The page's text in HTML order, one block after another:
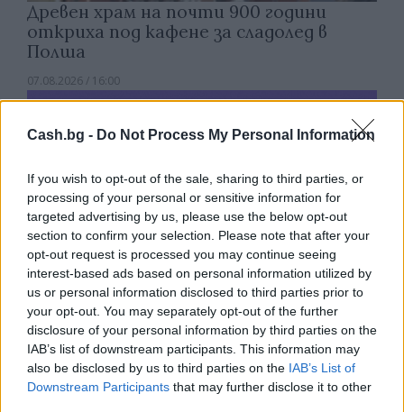
Cash.bg - Do Not Process My Personal Information
If you wish to opt-out of the sale, sharing to third parties, or
processing of your personal or sensitive information for
targeted advertising by us, please use the below opt-out
section to confirm your selection. Please note that after your
opt-out request is processed you may continue seeing
interest-based ads based on personal information utilized by
us or personal information disclosed to third parties prior to
your opt-out. You may separately opt-out of the further
disclosure of your personal information by third parties on the
IAB’s list of downstream participants. This information may
also be disclosed by us to third parties on the IAB’s List of
Downstream Participants that may further disclose it to other
Древен храм на почти 900 години
откриха под кафене за сладолед в
Полша
07.08.2026 / 16:00
Изкуствен интелект за първи път
създаде нови жизнеспособни вируси